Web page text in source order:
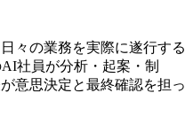
々の業務を実際に遂行する
社員が分析・起案・制
意思決定と最終確認を担っ